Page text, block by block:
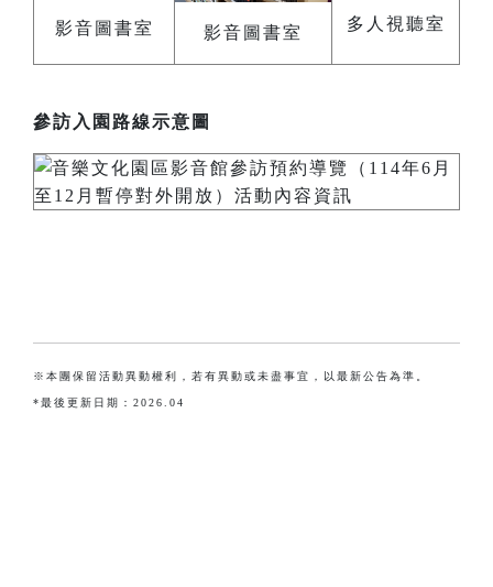
影音圖書室 影音圖書室 多人視聽室
參訪入園路線示意圖
※本團保留活動異動權利，若有異動或未盡事宜，以最新公告為準。
*最後更新日期：2026.04